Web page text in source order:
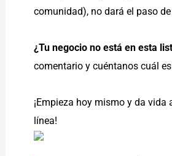
comunidad), no dará el paso
¿Tu negocio no está en esta
comentario y cuéntanos cuál
¡Empieza hoy mismo y da vida
línea!